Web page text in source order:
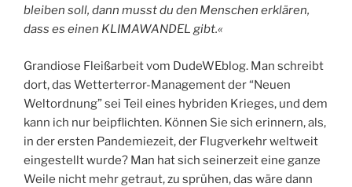
bleiben soll, dann musst du den Menschen erklären,
dass es einen KLIMAWANDEL gibt.«
Grandiose Fleißarbeit vom DudeWEblog. Man schreibt
dort, das Wetterterror-Management der “Neuen
Weltordnung” sei Teil eines hybriden Krieges, und dem
kann ich nur beipflichten. Können Sie sich erinnern, als,
in der ersten Pandemiezeit, der Flugverkehr weltweit
eingestellt wurde? Man hat sich seinerzeit eine ganze
Weile nicht mehr getraut, zu sprühen, das wäre dann